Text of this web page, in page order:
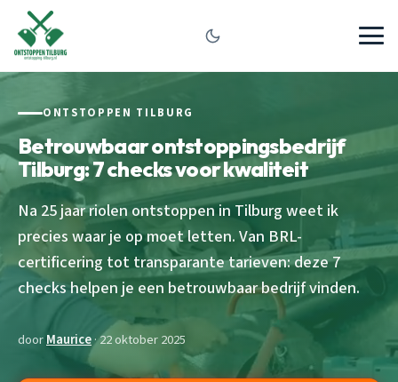
ONTSTOPPEN TILBURG
Betrouwbaar ontstoppingsbedrijf
Tilburg: 7 checks voor kwaliteit
Na 25 jaar riolen ontstoppen in Tilburg weet ik
precies waar je op moet letten. Van BRL-
certificering tot transparante tarieven: deze 7
checks helpen je een betrouwbaar bedrijf vinden.
doorMaurice· 22 oktober 2025